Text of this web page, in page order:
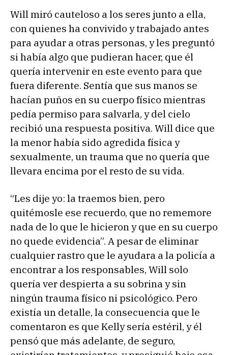
Will miró cauteloso a los seres junto a ella,
con quienes ha convivido y trabajado antes
para ayudar a otras personas, y les preguntó
si había algo que pudieran hacer, que él
quería intervenir en este evento para que
fuera diferente. Sentía que sus manos se
hacían puños en su cuerpo físico mientras
pedía permiso para salvarla, y del cielo
recibió una respuesta positiva. Will dice que
la menor había sido agredida física y
sexualmente, un trauma que no quería que
llevara encima por el resto de su vida.
“Les dije yo: la traemos bien, pero
quitémosle ese recuerdo, que no rememore
nada de lo que le hicieron y que en su cuerpo
no quede evidencia”. A pesar de eliminar
cualquier rastro que le ayudara a la policía a
encontrar a los responsables, Will solo
quería ver despierta a su sobrina y sin
ningún trauma físico ni psicológico. Pero
existía un detalle, la consecuencia que le
comentaron es que Kelly sería estéril, y él
pensó que más adelante, de seguro,